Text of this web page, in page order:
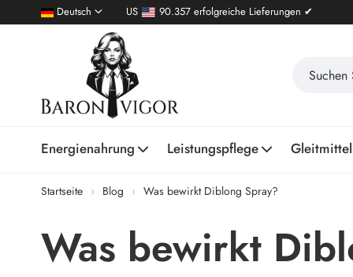
Deutsch US 90.357 erfolgreiche Lieferungen ✔
Energienahrung Leistungspflege Gleitmittel
Startseite Blog Was bewirkt Diblong Spray?
Was bewirkt